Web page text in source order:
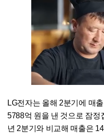
LG전자는 올해 2분기에 매
5788억 원을 낸 것으로 잠정
년 2분기와 비교해 매출은